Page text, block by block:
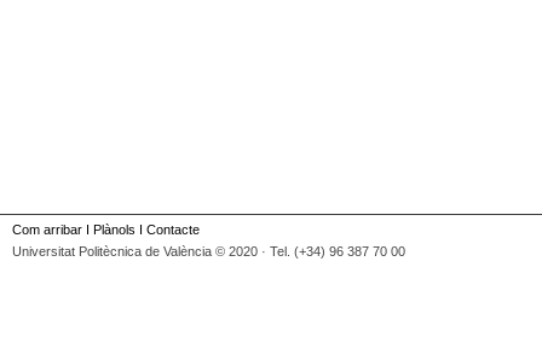
Com arribar I Plànols I Contacte
Universitat Politècnica de València © 2020 · Tel. (+34) 96 387 70 00